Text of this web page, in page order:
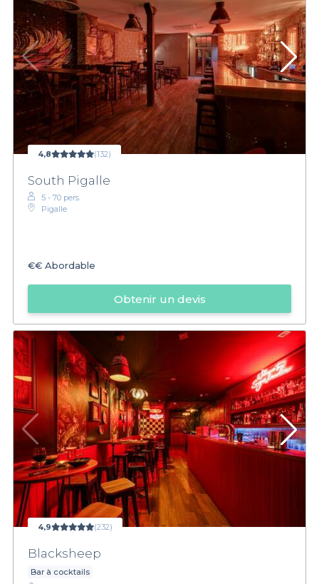
4,8 (132)
South Pigalle
5 - 70 pers.
Pigalle
€€ Abordable
Obtenir un devis
4,9 (232)
Blacksheep
Bar à cocktails